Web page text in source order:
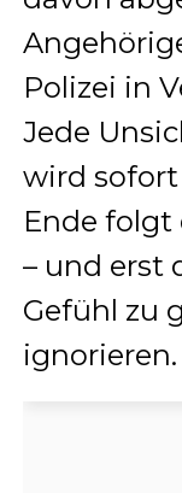
Polizei in
Jede
wird
Ende folgt
– und erst
Gefühl zu
ignorieren.